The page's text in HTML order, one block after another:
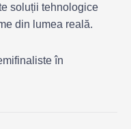
soluții tehnologice
din lumea reală.
în